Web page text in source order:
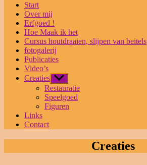
Start
Over mij
Erfgoed !
Hoe Maak ik het
Cursus houtdraaien, slijpen van beitels
fotogalerij
Publicaties
Video’s
Creaties Toon
submenu
Restauratie
Speelgoed
Figuren
Links
Contact
Creaties